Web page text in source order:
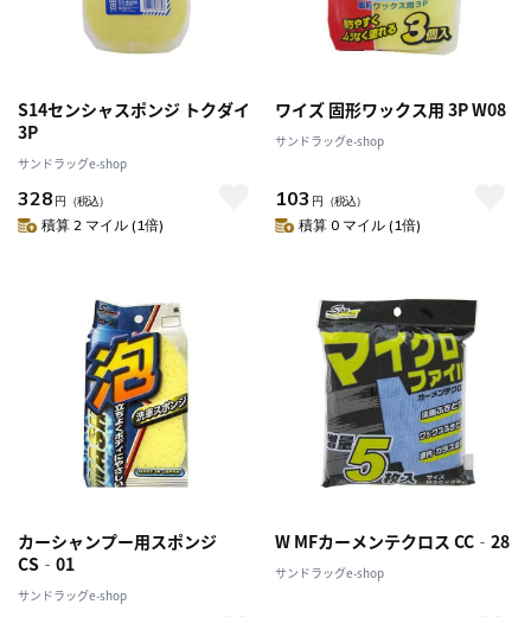
S14センシャスポンジ トクダイ
3P
サンドラッグe-shop
328 円 （税込）
積算 2 マイル (1倍)
ワイズ 固形ワックス用 3P W08
サンドラッグe-shop
103 円 （税込）
積算 0 マイル (1倍)
カーシャンプー用スポンジ
CS‐01
サンドラッグe-shop
W MFカーメンテクロス CC‐28
サンドラッグe-shop